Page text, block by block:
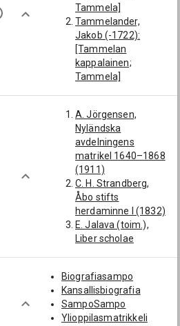
Tammela]
Tammelander,
Jakob (-1722):
[Tammelan
kappalainen;
Tammela]
[Karjalohjan
kirkkoherra;
Karjalohja; Vanaja]
Berghäll, Nils (1748-
1823): [Tammelan
kappalainen;
Tammela;
Karjalohja]
Simolenius, Jakob
(-1688): [Tammelan
kappalainen;
Thauvonius, Johan
(1615-1690):
[Karjalohjan
A. Jörgensen,
Nyländska
avdelningens
matrikel 1640–1868
(1911)
C. H. Strandberg,
Åbo stifts
herdaminne I (1832)
E. Jalava (toim.),
Liber scholae
(1933)
HYKA TAA Da,
Konsistorin
registratuura 1814
Biografiasampo
Kansallisbiografia
SampoSampo
Ylioppilasmatrikkeli